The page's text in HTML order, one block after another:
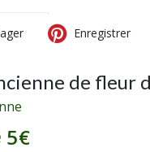
Enregistrer
de fleur
5€